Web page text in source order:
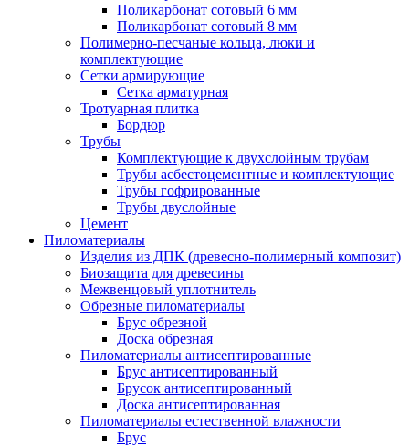
Поликарбонат сотовый 6 мм
Поликарбонат сотовый 8 мм
Полимерно-песчаные кольца, люки и
комплектующие
Сетки армирующие
Сетка арматурная
Тротуарная плитка
Бордюр
Трубы
Комплектующие к двухслойным трубам
Трубы асбестоцементные и комплектующие
Трубы гофрированные
Трубы двуслойные
Цемент
Пиломатериалы
Изделия из ДПК (древесно-полимерный композит)
Биозащита для древесины
Межвенцовый уплотнитель
Обрезные пиломатериалы
Брус обрезной
Доска обрезная
Пиломатериалы антисептированные
Брус антисептированный
Брусок антисептированный
Доска антисептированная
Пиломатериалы естественной влажности
Брус